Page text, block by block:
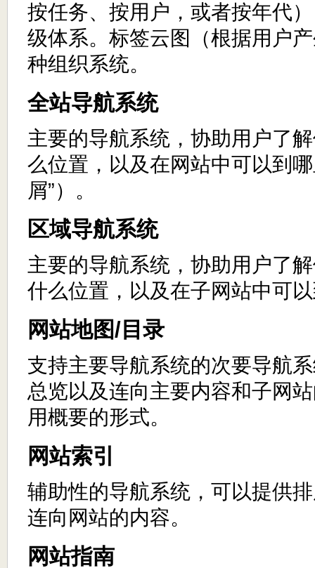
按任务、按用户，或者按年代
级体系。标签云图（根据用户
种组织系统。
全站导航系统
主要的导航系统，协助用户了
么位置，以及在网站中可以到
屑”）。
区域导航系统
主要的导航系统，协助用户了
什么位置，以及在子网站中可
网站地图/目录
支持主要导航系统的次要导航
总览以及连向主要内容和子网
用概要的形式。
网站索引
辅助性的导航系统，可以提供
连向网站的内容。
网站指南